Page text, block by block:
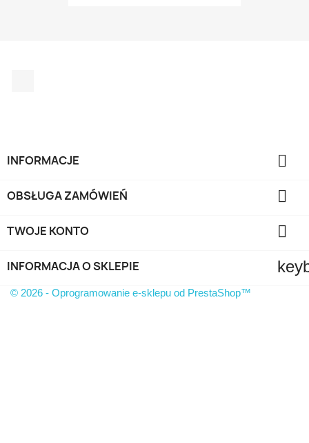
INFORMACJE 
OBSŁUGA ZAMÓWIEŃ 
TWOJE KONTO 
INFORMACJA O SKLEPIE
© 2026 - Oprogramowanie e-sklepu od PrestaShop™